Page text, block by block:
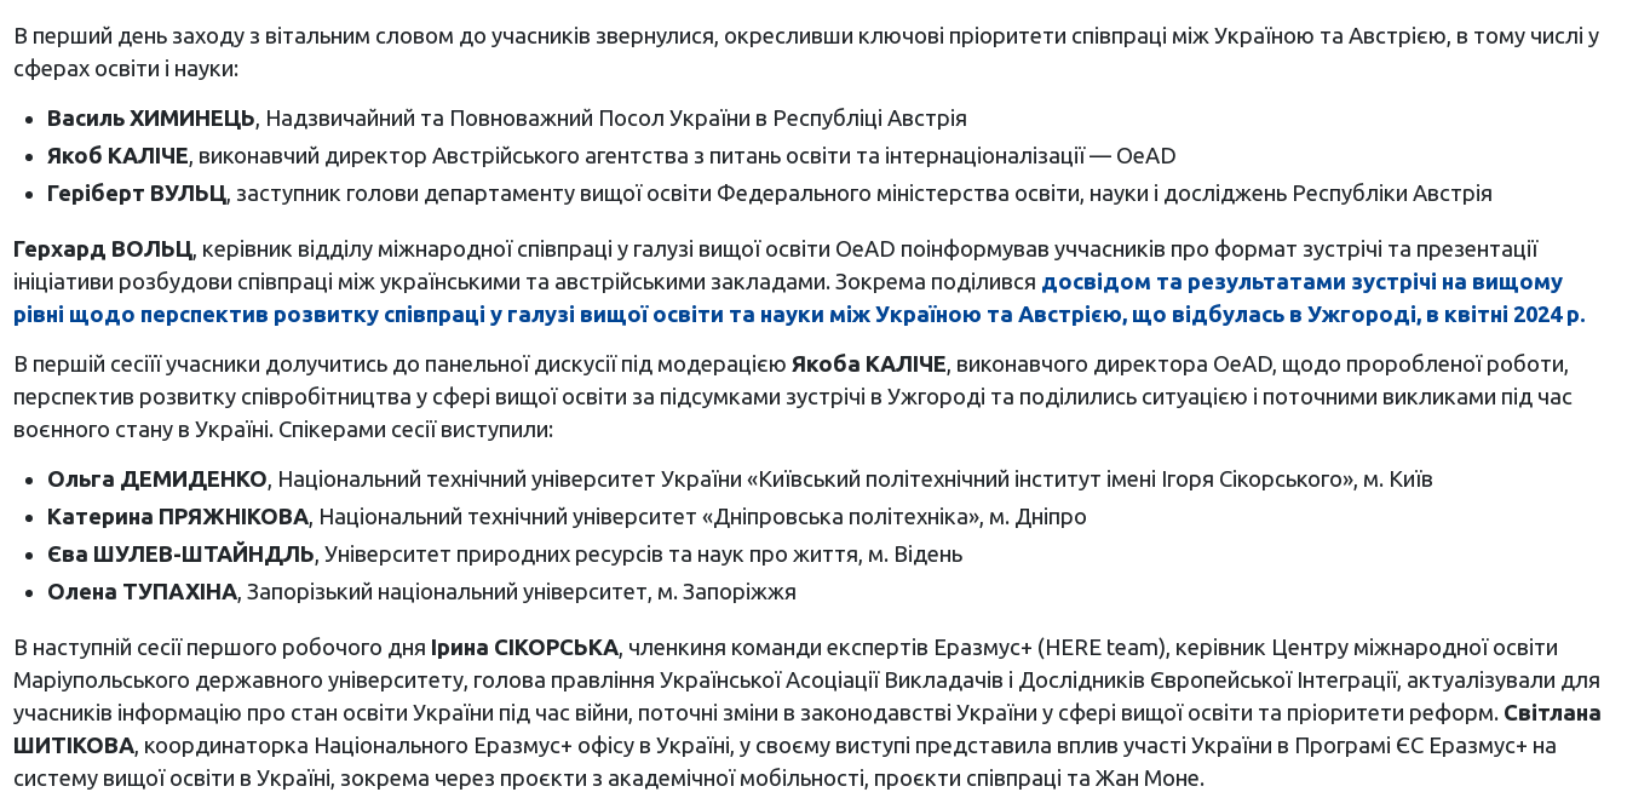
В перший день заходу з вітальним словом до учасників звернулися, окресливши ключові пріоритети співпраці між Україною та Австрією, в тому числі у
сферах освіти і науки:
Василь ХИМИНЕЦЬ, Надзвичайний та Повноважний Посол України в Республіці Австрія
Якоб КАЛІЧЕ, виконавчий директор Австрійського агентства з питань освіти та інтернаціоналізації — OeAD
Геріберт ВУЛЬЦ, заступник голови департаменту вищої освіти Федерального міністерства освіти, науки і досліджень Республіки Австрія
Герхард ВОЛЬЦ, керівник відділу міжнародної співпраці у галузі вищої освіти OeAD поінформував уччасників про формат зустрічі та презентації
ініціативи розбудови співпраці між українськими та австрійськими закладами. Зокрема поділився досвідом та результатами зустрічі на вищому
рівні щодо перспектив розвитку співпраці у галузі вищої освіти та науки між Україною та Австрією, що відбулась в Ужгороді, в квітні 2024 р.
В першій сесіїї учасники долучитись до панельної дискусії під модерацією Якоба КАЛІЧЕ, виконавчого директора OeAD, щодо проробленої роботи,
перспектив розвитку співробітництва у сфері вищої освіти за підсумками зустрічі в Ужгороді та поділились ситуацією і поточними викликами під час
воєнного стану в Україні. Спікерами сесії виступили:
Ольга ДЕМИДЕНКО, Національний технічний університет України «Київський політехнічний інститут імені Ігоря Сікорського», м. Київ
Катерина ПРЯЖНІКОВА, Національний технічний університет «Дніпровська політехніка», м. Дніпро
Єва ШУЛЕВ-ШТАЙНДЛЬ, Університет природних ресурсів та наук про життя, м. Відень
Олена ТУПАХІНА, Запорізький національний університет, м. Запоріжжя
В наступній сесії першого робочого дня Ірина СІКОРСЬКА, членкиня команди експертів Еразмус+ (HERE team), керівник Центру міжнародної освіти
Маріупольського державного університету, голова правління Української Асоціації Викладачів і Дослідників Європейської Інтеграції, актуалізували для
учасників інформацію про стан освіти України під час війни, поточні зміни в законодавстві України у сфері вищої освіти та пріоритети реформ. Світлана
ШИТІКОВА, координаторка Національного Еразмус+ офісу в Україні, у своєму виступі представила вплив участі України в Програмі ЄС Еразмус+ на
систему вищої освіти в Україні, зокрема через проєкти з академічної мобільності, проєкти співпраці та Жан Моне.